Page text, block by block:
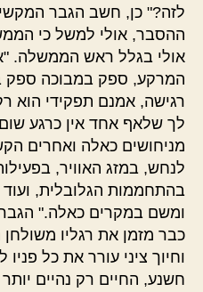
לזה?" כן, חשב הגבר
ההסבר, אולי למשל כי
אולי בגלל ראש הממשלה.
המרקע, ספק במבוכה ספק
רגישה, אמנם תפקידי הוא
לך שלאף אחד אין כרגע
מניחושים כאלה ואחרים
לנחש, במזג האוויר,
בהתחממות הגלובלית,
ומשם במקרים כאלה."
כבר מזמן את רגליו
וחיוך ציני עורר את כל
חשנע, החיים רק נהיים יותר